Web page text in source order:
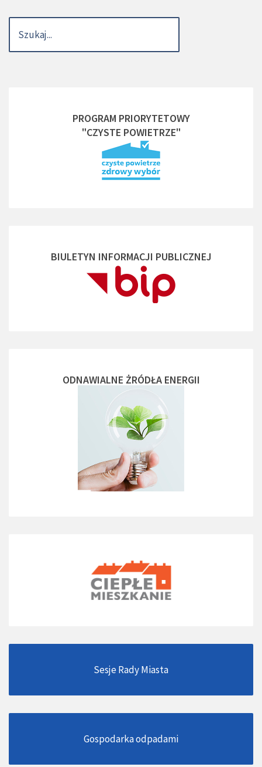
PROGRAM PRIORYTETOWY
"CZYSTE POWIETRZE"
BIULETYN INFORMACJI PUBLICZNEJ
ODNAWIALNE ŻRÓDŁA ENERGII
Sesje Rady Miasta
Gospodarka odpadami